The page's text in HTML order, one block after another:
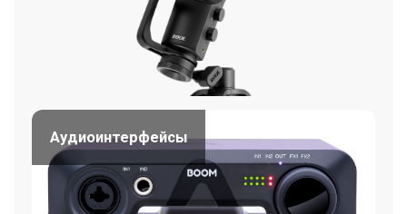
Аудиоинтерфейсы